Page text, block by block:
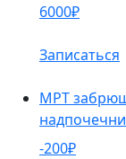
6000₽
Записаться
МРТ
-200₽